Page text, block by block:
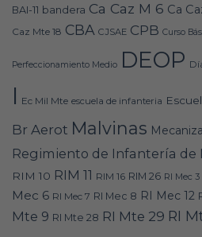
BAI-11 bandera Ca Caz M 6 Ca
Caz Mte 18 CBA CJSAE CPB Curso
Perfeccionamiento Medio DEOP
I Ec Mil Mte escuela de infanteria
Br Aerot Malvinas
Regimiento de Infantería de
RIM 10 RIM 11 RIM 16 RIM 26 RI Mec 3
Mec 6 RI Mec 7 RI Mec 8 RI Mec 12
Mte 9 RI Mte 28 RI Mte 29 RI